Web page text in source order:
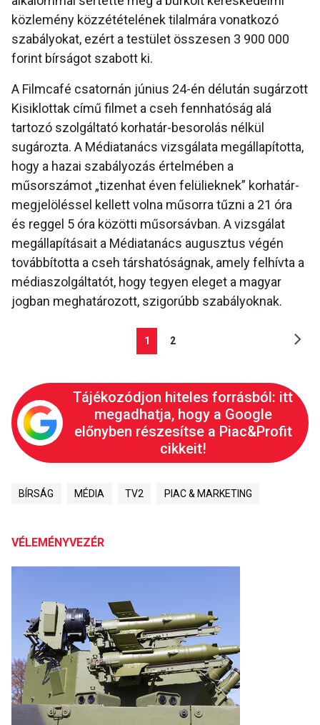
közlemény közzétételének tilalmára vonatkozó
szabályokat, ezért a testület összesen 3 900 000
forint bírságot szabott ki.
A Filmcafé csatornán június 24-én délután sugárzott
Kisiklottak című filmet a cseh fennhatóság alá
tartozó szolgáltató korhatár-besorolás nélkül
sugározta. A Médiatanács vizsgálata megállapította,
hogy a hazai szabályozás értelmében a
műsorszámot „tizenhat éven felülieknek” korhatár-
megjelöléssel kellett volna műsorra tűzni a 21 óra
és reggel 5 óra közötti műsorsávban. A vizsgálat
megállapításait a Médiatanács augusztus végén
továbbította a cseh társhatóságnak, amely felhívta a
médiaszolgáltatót, hogy tegyen eleget a magyar
jogban meghatározott, szigorúbb szabályoknak.
1 2
Tájékozódjon hiteles forrásból: itt
megadhatja, hogy a Google
előnyben részesítse a Piac&Profit
cikkeit!
BÍRSÁG MÉDIA TV2 PIAC & MARKETING
VÉLEMÉNYVEZÉR